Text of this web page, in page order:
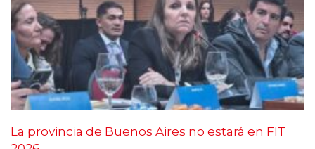
La provincia de Buenos Aires no estará en FIT